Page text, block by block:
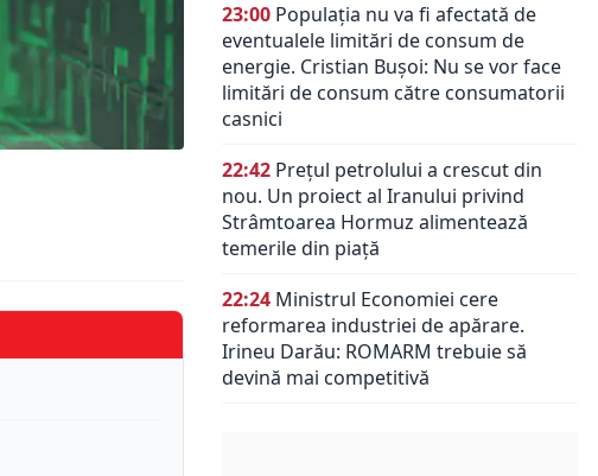
23:00 Populația nu va fi afectată de
eventualele limitări de consum de
energie. Cristian Bușoi: Nu se vor face
limitări de consum către consumatorii
casnici
22:42 Prețul petrolului a crescut din
nou. Un proiect al Iranului privind
Strâmtoarea Hormuz alimentează
temerile din piață
22:24 Ministrul Economiei cere
reformarea industriei de apărare.
Irineu Darău: ROMARM trebuie să
devină mai competitivă